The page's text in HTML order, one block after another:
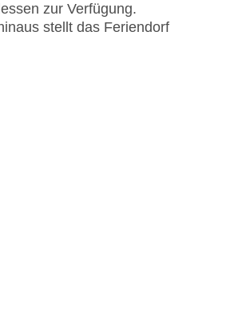
zur Verfügung.
stellt das Feriendorf